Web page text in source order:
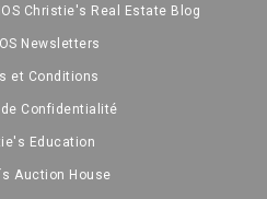
Christie's Real Estate Blog
Newsletters
et Conditions
Confidentialité
Education
Auction House